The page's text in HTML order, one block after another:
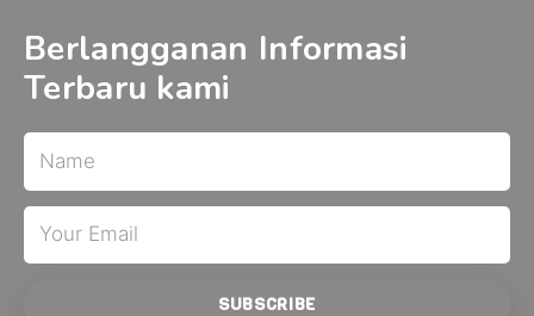
k
-
f
a
m
Berlangganan Informasi
Terbaru kami
Name
Email
SUBSCRIBE